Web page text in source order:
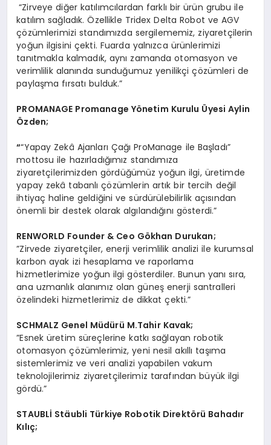
“Zirveye diğer katılımcılardan farklı bir ürün grubu ile
katılım sağladık. Özellikle Tridex Delta Robot ve AGV
çözümlerimizi standımızda sergilememiz, ziyaretçilerin
yoğun ilgisini çekti. Fuarda yalnızca ürünlerimizi
tanıtmakla kalmadık, aynı zamanda otomasyon ve
verimlilik alanında sunduğumuz yenilikçi çözümleri de
paylaşma fırsatı bulduk.”
PROMANAGE Promanage Yönetim Kurulu Üyesi Aylin
Özden;
““Yapay Zekâ Ajanları Çağı ProManage ile Başladı”
mottosu ile hazırladığımız standımıza
ziyaretçilerimizden gördüğümüz yoğun ilgi, üretimde
yapay zekâ tabanlı çözümlerin artık bir tercih değil
ihtiyaç haline geldiğini ve sürdürülebilirlik açısından
önemli bir destek olarak algılandığını gösterdi.”
RENWORLD Founder & Ceo Gökhan Durukan;
”Zirvede ziyaretçiler, enerji verimlilik analizi ile kurumsal
karbon ayak izi hesaplama ve raporlama
hizmetlerimize yoğun ilgi gösterdiler. Bunun yanı sıra,
ana uzmanlık alanımız olan güneş enerji santralleri
özelindeki hizmetlerimiz de dikkat çekti.”
SCHMALZ Genel Müdürü M.Tahir Kavak;
”Esnek üretim süreçlerine katkı sağlayan robotik
otomasyon çözümlerimiz, yeni nesil akıllı taşıma
sistemlerimiz ve veri analizi yapabilen vakum
teknolojilerimiz ziyaretçilerimiz tarafından büyük ilgi
gördü.”
STAUBLİ Stäubli Türkiye Robotik Direktörü Bahadır
Kılıç;